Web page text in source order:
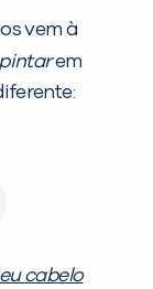
vem à
pintarem
cabelo
que